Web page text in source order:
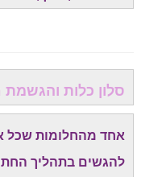
סלון כלות והגשמת
אחד מהחלומות שכל
להגשים בתהליך